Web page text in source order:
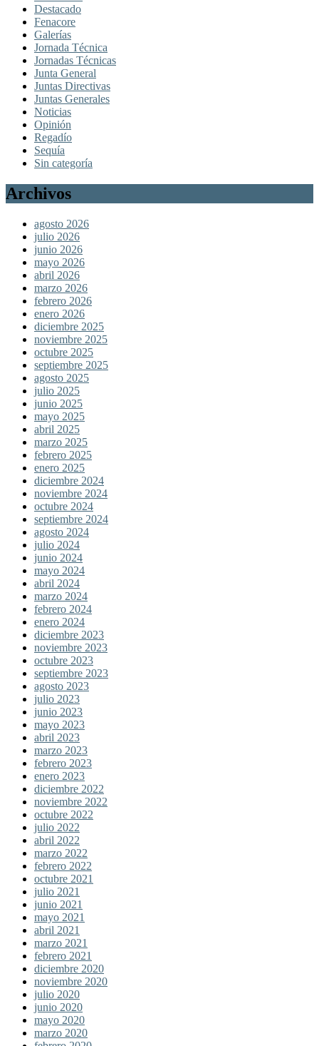
Destacado
Fenacore
Galerías
Jornada Técnica
Jornadas Técnicas
Junta General
Juntas Directivas
Juntas Generales
Noticias
Opinión
Regadío
Sequía
Sin categoría
Archivos
agosto 2026
julio 2026
junio 2026
mayo 2026
abril 2026
marzo 2026
febrero 2026
enero 2026
diciembre 2025
noviembre 2025
octubre 2025
septiembre 2025
agosto 2025
julio 2025
junio 2025
mayo 2025
abril 2025
marzo 2025
febrero 2025
enero 2025
diciembre 2024
noviembre 2024
octubre 2024
septiembre 2024
agosto 2024
julio 2024
junio 2024
mayo 2024
abril 2024
marzo 2024
febrero 2024
enero 2024
diciembre 2023
noviembre 2023
octubre 2023
septiembre 2023
agosto 2023
julio 2023
junio 2023
mayo 2023
abril 2023
marzo 2023
febrero 2023
enero 2023
diciembre 2022
noviembre 2022
octubre 2022
julio 2022
abril 2022
marzo 2022
febrero 2022
octubre 2021
julio 2021
junio 2021
mayo 2021
abril 2021
marzo 2021
febrero 2021
diciembre 2020
noviembre 2020
julio 2020
junio 2020
mayo 2020
marzo 2020